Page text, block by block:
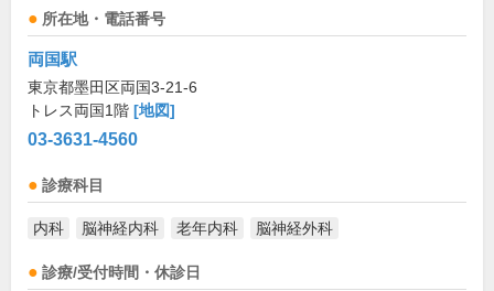
所在地・電話番号
両国駅
東京都墨田区両国3-21-6
トレス両国1階 [地図]
03-3631-4560
診療科目
内科 脳神経内科 老年内科 脳神経外科
診療/受付時間・休診日